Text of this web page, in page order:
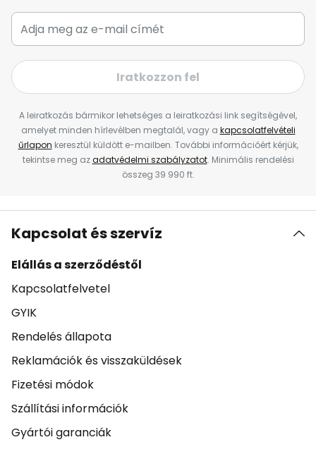
Iratkozzon fel
A leiratkozás bármikor lehetséges a leiratkozási link segítségével,
amelyet minden hírlevélben megtalál, vagy a kapcsolatfelvételi
űrlapon keresztül küldött e-mailben. További információért kérjük,
tekintse meg azadatvédelmi szabályzatot. Minimális rendelési
összeg 39 990 ft.
Kapcsolat és szervíz
Elállás a szerződéstől
Kapcsolatfelvetel
GYIK
Rendelés állapota
Reklamációk és visszaküldések
Fizetési módok
Szállítási információk
Gyártói garanciák